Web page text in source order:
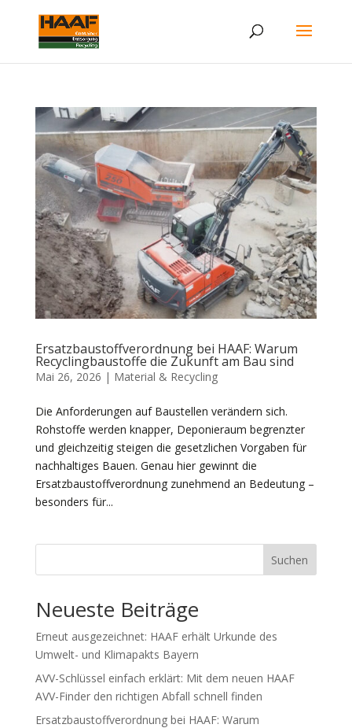
Ersatzbaustoffverordnung bei HAAF: Warum
Recyclingbaustoffe die Zukunft am Bau sind
Mai 26, 2026 | Material & Recycling
Die Anforderungen auf Baustellen verändern sich.
Rohstoffe werden knapper, Deponieraum begrenzter
und gleichzeitig steigen die gesetzlichen Vorgaben für
nachhaltiges Bauen. Genau hier gewinnt die
Ersatzbaustoffverordnung zunehmend an Bedeutung –
besonders für...
Suchen
Neueste Beiträge
Erneut ausgezeichnet: HAAF erhält Urkunde des
Umwelt- und Klimapakts Bayern
AVV-Schlüssel einfach erklärt: Mit dem neuen HAAF
AVV-Finder den richtigen Abfall schnell finden
Ersatzbaustoffverordnung bei HAAF: Warum